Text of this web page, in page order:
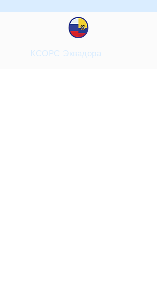
КСОРС Эквадора